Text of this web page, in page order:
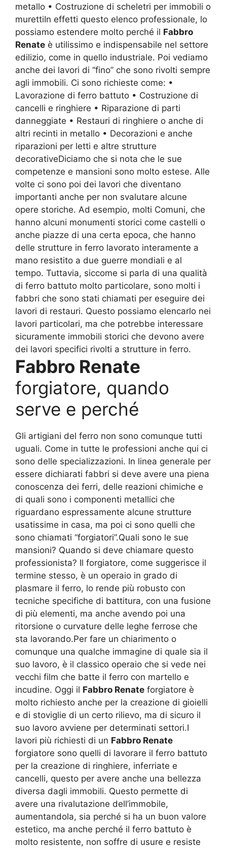
metallo • Costruzione di scheletri per immobili o
murettiIn effetti questo elenco professionale, lo
possiamo estendere molto perché il Fabbro
Renate è utilissimo e indispensabile nel settore
edilizio, come in quello industriale. Poi vediamo
anche dei lavori di “fino” che sono rivolti sempre
agli immobili. Ci sono richieste come: •
Lavorazione di ferro battuto • Costruzione di
cancelli e ringhiere • Riparazione di parti
danneggiate • Restauri di ringhiere o anche di
altri recinti in metallo • Decorazioni e anche
riparazioni per letti e altre strutture
decorativeDiciamo che si nota che le sue
competenze e mansioni sono molto estese. Alle
volte ci sono poi dei lavori che diventano
importanti anche per non svalutare alcune
opere storiche. Ad esempio, molti Comuni, che
hanno alcuni monumenti storici come castelli o
anche piazze di una certa epoca, che hanno
delle strutture in ferro lavorato interamente a
mano resistito a due guerre mondiali e al
tempo. Tuttavia, siccome si parla di una qualità
di ferro battuto molto particolare, sono molti i
fabbri che sono stati chiamati per eseguire dei
lavori di restauri. Questo possiamo elencarlo nei
lavori particolari, ma che potrebbe interessare
sicuramente immobili storici che devono avere
dei lavori specifici rivolti a strutture in ferro.
Fabbro Renate
forgiatore, quando
serve e perché
Gli artigiani del ferro non sono comunque tutti
uguali. Come in tutte le professioni anche qui ci
sono delle specializzazioni. In linea generale per
essere dichiarati fabbri si deve avere una piena
conoscenza dei ferri, delle reazioni chimiche e
di quali sono i componenti metallici che
riguardano espressamente alcune strutture
usatissime in casa, ma poi ci sono quelli che
sono chiamati “forgiatori”.Quali sono le sue
mansioni? Quando si deve chiamare questo
professionista? Il forgiatore, come suggerisce il
termine stesso, è un operaio in grado di
plasmare il ferro, lo rende più robusto con
tecniche specifiche di battitura, con una fusione
di più elementi, ma anche avendo poi una
ritorsione o curvature delle leghe ferrose che
sta lavorando.Per fare un chiarimento o
comunque una qualche immagine di quale sia il
suo lavoro, è il classico operaio che si vede nei
vecchi film che batte il ferro con martello e
incudine. Oggi il Fabbro Renate forgiatore è
molto richiesto anche per la creazione di gioielli
e di stoviglie di un certo rilievo, ma di sicuro il
suo lavoro avviene per determinati settori.I
lavori più richiesti di un Fabbro Renate
forgiatore sono quelli di lavorare il ferro battuto
per la creazione di ringhiere, inferriate e
cancelli, questo per avere anche una bellezza
diversa dagli immobili. Questo permette di
avere una rivalutazione dell’immobile,
aumentandola, sia perché si ha un buon valore
estetico, ma anche perché il ferro battuto è
molto resistente, non soffre di usure e resiste